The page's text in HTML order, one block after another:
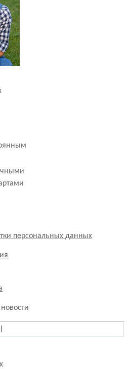
персональных данных